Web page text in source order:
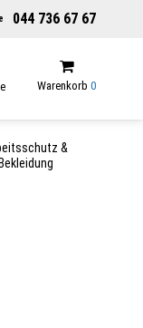
044 736 67 67
Warenkorb 0
&
Bekleidung